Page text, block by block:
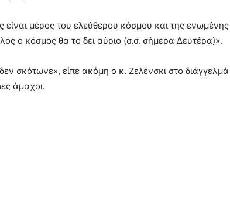
μέρος του ελεύθερου κόσμου και της
ο κόσμος θα το δει αύριο (σ.σ. σήμερα Δευτέρα)».
σκότωνε», είπε ακόμη ο κ. Ζελένσκι στο
άμαχοι.